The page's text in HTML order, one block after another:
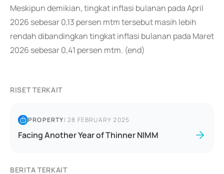
Meskipun demikian, tingkat inflasi bulanan pada April
2026 sebesar 0,13 persen mtm tersebut masih lebih
rendah dibandingkan tingkat inflasi bulanan pada Maret
2026 sebesar 0,41 persen mtm. (end)
RISET TERKAIT
PROPERTY|28 FEBRUARY 2025
Facing Another Year of Thinner NIMM
BERITA TERKAIT